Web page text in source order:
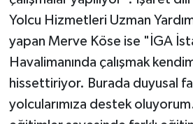
Yolcu Hizmetleri Uzman
yapan Merve Köse ise "İGA
Havalimanında çalışmak
hissettiriyor. Burada duyusal
yolcularımıza destek